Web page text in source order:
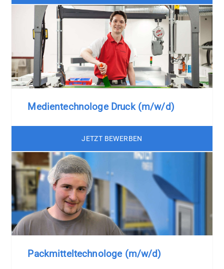
Medientechnologe Druck (m/w/d)
JETZT BEWERBEN
Packmitteltechnologe (m/w/d)